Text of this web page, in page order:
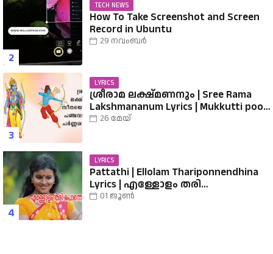
TECH NEWS
How To Take Screenshot and Screen
Record in Ubuntu
29 നവംബർ
LYRICS
ശ്രീരാമ ലക്ഷ്മണനും | Sree Rama
Lakshmananum Lyrics | Mukkutti poo
Album | Sreerama Song Malayalam |
26 മേയ്
LYRICS
Pattathi | Ellolam Thariponnendhina
Lyrics | എള്ളോളം തരി
പൊന്നെന്തിനാ...... വരികൾ
01 ജൂൺ